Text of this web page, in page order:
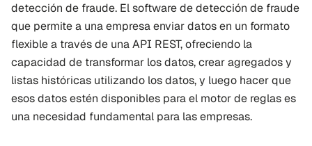
detección de fraude. El software de detección de fraude
que permite a una empresa enviar datos en un formato
flexible a través de una API REST, ofreciendo la
capacidad de transformar los datos, crear agregados y
listas históricas utilizando los datos, y luego hacer que
esos datos estén disponibles para el motor de reglas es
una necesidad fundamental para las empresas.